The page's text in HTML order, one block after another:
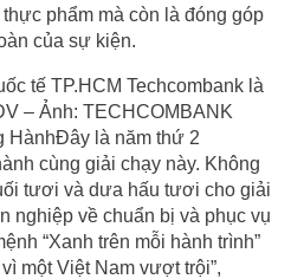
phẩm mà còn là đóng góp
của sự kiện.
tế TP.HCM Techcombank là
– Ảnh: TECHCOMBANK
HànhĐây là năm thứ 2
cùng giải chạy này. Không
tươi và dưa hấu tươi cho giải
nghiệp về chuẩn bị và phục vụ
“Xanh trên mỗi hành trình”
một Việt Nam vượt trội”,